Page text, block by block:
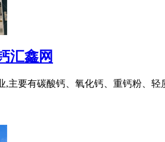
汇鑫网
主要有碳酸钙、氧化钙、重钙粉、